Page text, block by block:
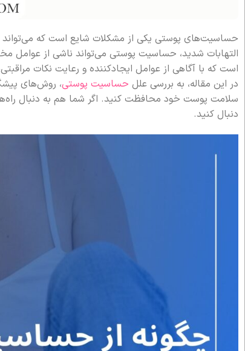
حساسیت‌های پوستی یکی از مشکلات شایع است که می‌تواند
التهابات شدید، حساسیت پوستی می‌تواند ناشی از عوامل
است که با آگاهی از عوامل ایجادکننده و رعایت نکات
در این مقاله، به بررسی علل حساسیت پوستی، روش‌های
سلامت پوست خود محافظت کنید. اگر شما هم به دنبال
دنبال کنید.